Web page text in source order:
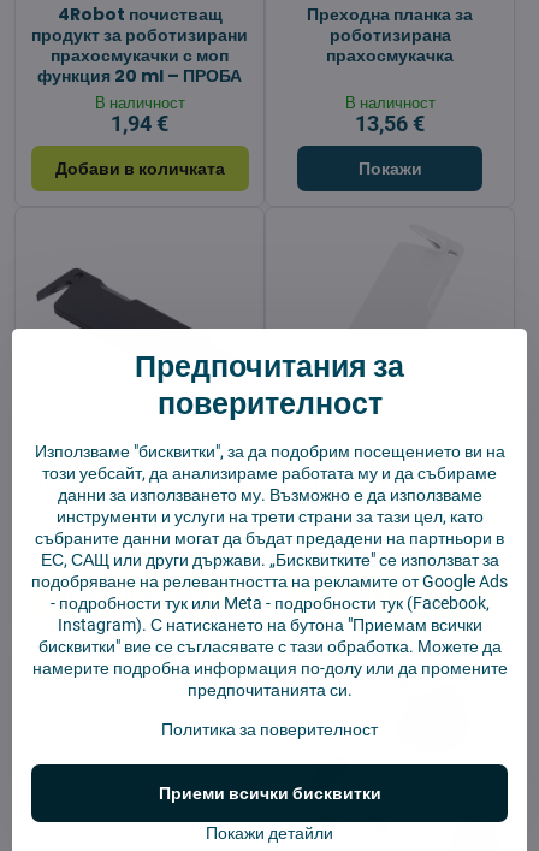
4Robot почистващ
продукт за роботизирани
прахосмукачки с моп
функция 20 ml – ПРОБА
В наличност
1,94 €
Добави в количката
Преходна планка за
роботизирана
прахосмукачка
В наличност
13,56 €
Покажи
Инструмент за
почистване на Xiaomi -
черен
В наличност
2,92 €
Добави в количката
Инструмент за
почистване на Xiaomi -
бял
В наличност
2,92 €
Добави в количката
Предпочитания за
поверителност
Използваме "бисквитки", за да подобрим посещението ви на
този уебсайт, да анализираме работата му и да събираме
данни за използването му. Възможно е да използваме
инструменти и услуги на трети страни за тази цел, като
събраните данни могат да бъдат предадени на партньори в
ЕС, САЩ или други държави. „Бисквитките" се използват за
подобряване на релевантността на рекламите от Google Ads
- подробности тукили Meta - подробности тук(Facebook,
Instagram). С натискането на бутона "Приемам всички
бисквитки" вие се съгласявате с тази обработка. Можете да
намерите подробна информация по-долу или да промените
предпочитанията си.
Политика за поверителност
Покажи детайли
Приеми всички бисквитки